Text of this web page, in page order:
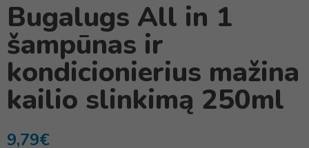
Bugalugs All in 1
šampūnas ir
kondicionierius mažina
kailio slinkimą 250ml
9,79€